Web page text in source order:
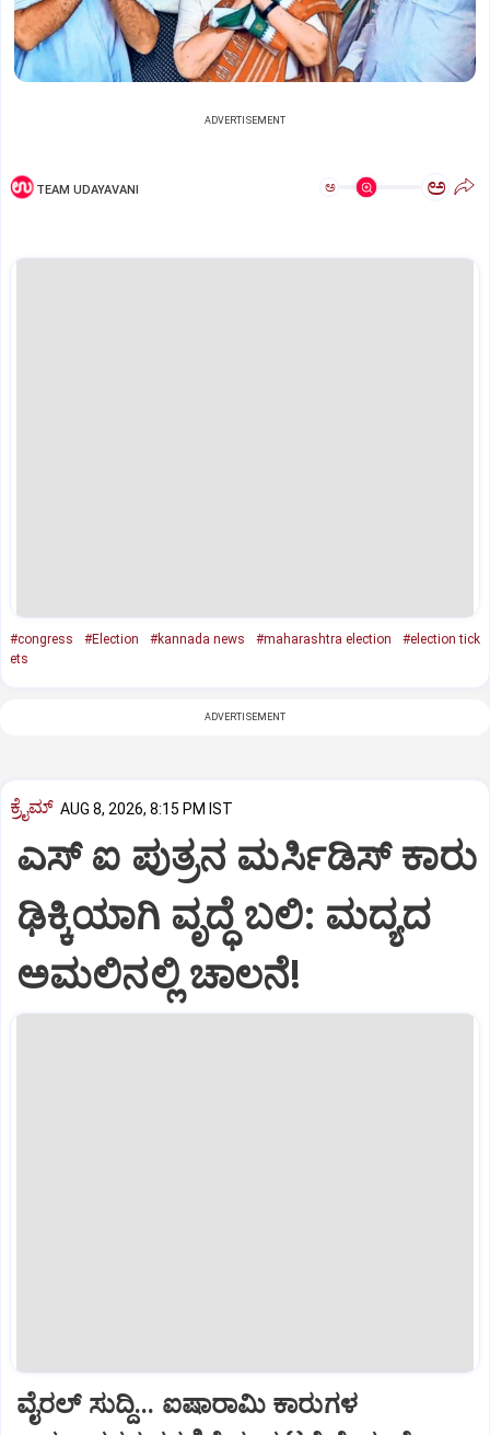
ADVERTISEMENT
TEAM UDAYAVANI ಅ ಅ
#congress #Election #kannada news #maharashtra election
#election tick
ets
ADVERTISEMENT
ಕ್ರೈಮ್ AUG 8, 2026, 8:15 PM IST
ಎಸ್ ಐ ಪುತ್ರನ ಮರ್ಸಿಡಿಸ್‌ ಕಾರು
ಢಿಕ್ಕಿಯಾಗಿ ವೃದ್ಧೆ ಬಲಿ: ಮದ್ಯದ
ಅಮಲಿನಲ್ಲಿ ಚಾಲನೆ!
ವೈರಲ್ ಸುದ್ದಿ... ಐಷಾರಾಮಿ ಕಾರುಗಳ